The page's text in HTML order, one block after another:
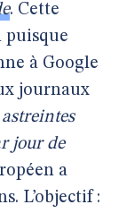
. Cette
puisque
à Google
journaux
jour de
a
L’objectif :